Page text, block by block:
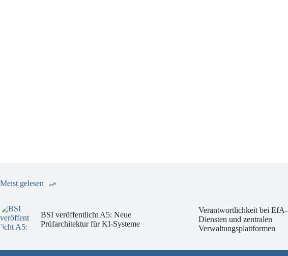
Meist gelesen
BSI veröffentlicht A5: Neue
Prüfarchitektur für KI-Systeme
Verantwortlichkeit bei EfA-
Diensten und zentralen
Verwaltungsplattformen